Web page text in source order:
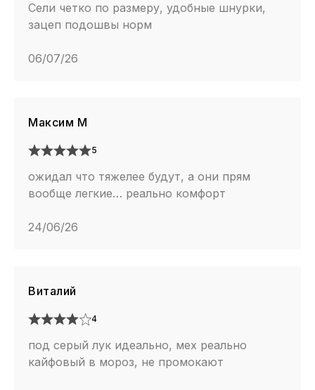
Сели четко по размеру, удобные шнурки,
зацеп подошвы норм
06/07/26
Максим М
5
ожидал что тяжелее будут, а они прям
вообще легкие… реально комфорт
24/06/26
Виталий
4
под серый лук идеально, мех реально
кайфовый в мороз, не промокают